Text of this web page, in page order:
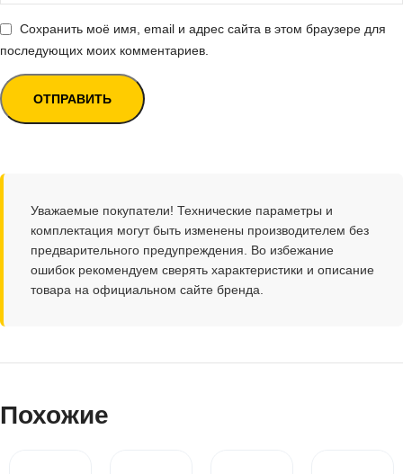
Сохранить моё имя, email и адрес сайта в этом браузере для
последующих моих комментариев.
Уважаемые покупатели! Технические параметры и
комплектация могут быть изменены производителем без
предварительного предупреждения. Во избежание
ошибок рекомендуем сверять характеристики и описание
товара на официальном сайте бренда.
Похожие